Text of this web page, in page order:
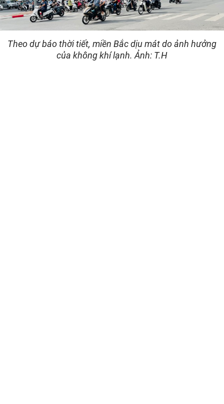
Theo dự báo thời tiết, miền Bắc dịu mát do ảnh hưởng
của không khí lạnh. Ảnh: T.H